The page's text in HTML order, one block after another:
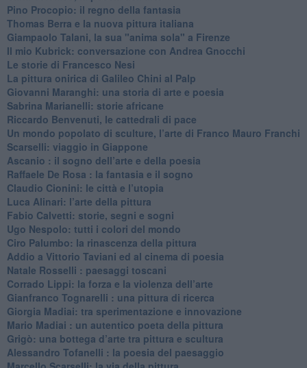
Pino Procopio: il regno della fantasia
Thomas Berra e la nuova pittura italiana
Giampaolo Talani, la sua "anima sola" a Firenze
Il mio Kubrick: conversazione con Andrea Gnocchi
Le storie di Francesco Nesi
​La pittura onirica di Galileo Chini al Palp
​Giovanni Maranghi: una storia di arte e poesia
Sabrina Marianelli: storie africane
​Riccardo Benvenuti, le cattedrali di pace
​Un mondo popolato di sculture, l’arte di Franco Mauro Franchi
​Scarselli: viaggio in Giappone
​Ascanio : il sogno dell’arte e della poesia
Raffaele De Rosa : la fantasia e il sogno
​Claudio Cionini: le città e l’utopia
Luca Alinari: l’arte della pittura
​Fabio Calvetti: storie, segni e sogni
Ugo Nespolo: tutti i colori del mondo
​Ciro Palumbo: la rinascenza della pittura
​Addio a Vittorio Taviani ed al cinema di poesia
​Natale Rosselli : paesaggi toscani
​Corrado Lippi: la forza e la violenza dell’arte
Gianfranco Tognarelli : una pittura di ricerca
Giorgia Madiai: tra sperimentazione e innovazione
Mario Madiai : un autentico poeta della pittura
Grigò: una bottega d’arte tra pittura e scultura
Alessandro Tofanelli : la poesia del paesaggio